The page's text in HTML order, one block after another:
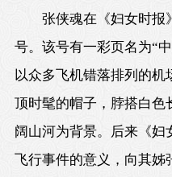
张侠魂在《妇女时报
号。该号有一彩页名为“
以众多飞机错落排列的机
顶时髦的帽子，脖搭白色
阔山河为背景。后来《妇
飞行事件的意义，向其姊